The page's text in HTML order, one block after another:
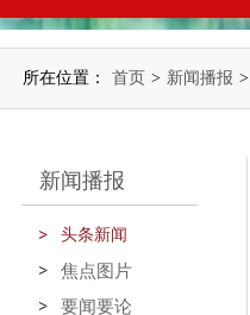
所在位置： 首页 > 新闻播报 >
新闻播报
头条新闻
焦点图片
要闻要论